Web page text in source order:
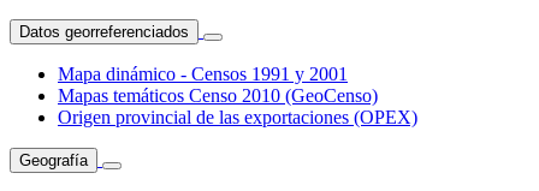
Datos georreferenciados
Mapa dinámico - Censos 1991 y 2001
Mapas temáticos Censo 2010 (GeoCenso)
Origen provincial de las exportaciones (OPEX)
Geografía